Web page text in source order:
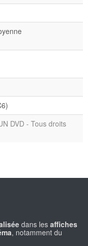
DVD - Tous droits
dans les affiches
, notamment du